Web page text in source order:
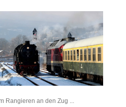
Rangieren an den Zug ...